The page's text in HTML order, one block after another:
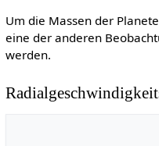
Um die Massen der
eine der anderen
werden.